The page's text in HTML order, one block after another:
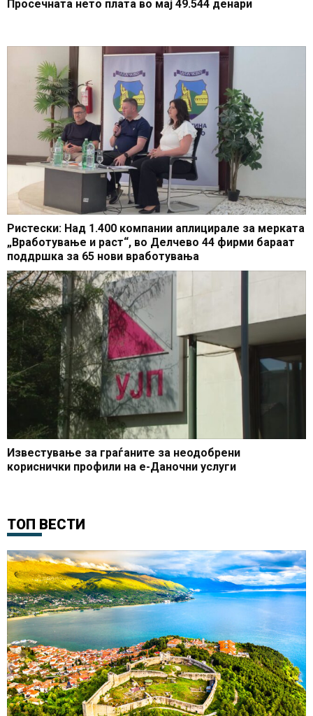
Просечната нето плата во мај 49.544 денари
Ристески: Над 1.400 компании аплицирале за мерката
„Вработување и раст“, во Делчево 44 фирми бараат
поддршка за 65 нови вработувања
Известување за граѓаните за неодобрени
кориснички профили на е-Даночни услуги
ТОП ВЕСТИ